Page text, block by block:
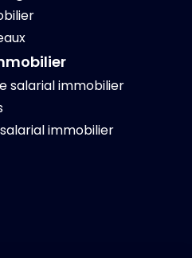
salarial immobilier
immobilier